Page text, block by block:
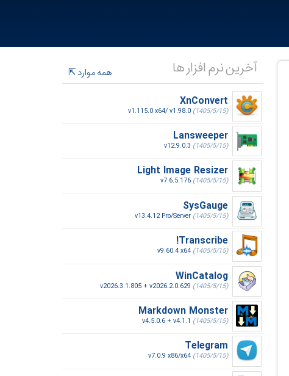
آخرین نرم افزار ها
همه موارد
XnConvert
v1.115.0 x64/ v1.98.0 (1405/5/15)
Lansweeper
v12.9.0.3 (1405/5/15)
Light Image Resizer
v7.6.5.176 (1405/5/15)
SysGauge
v13.4.12 Pro/Server (1405/5/15)
Transcribe!
v9.60.4 x64 (1405/5/15)
WinCatalog
v2026.3.1.805 + v2026.2.0.629 (1405/5/15)
Markdown Monster
v4.5.0.6 + v4.1.1 (1405/5/15)
Telegram
v7.0.9 x86/x64 (1405/5/15)